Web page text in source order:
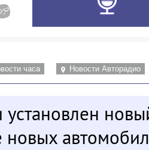
часа Новости Авторадио
установлен
новых